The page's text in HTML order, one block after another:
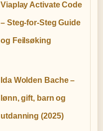
Viaplay Activate Code
– Steg-for-Steg Guide
og Feilsøking
Ida Wolden Bache –
lønn, gift, barn og
utdanning (2025)